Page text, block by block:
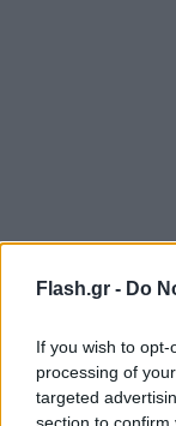
Flash.gr - Do
If you wish to
processing of
targeted